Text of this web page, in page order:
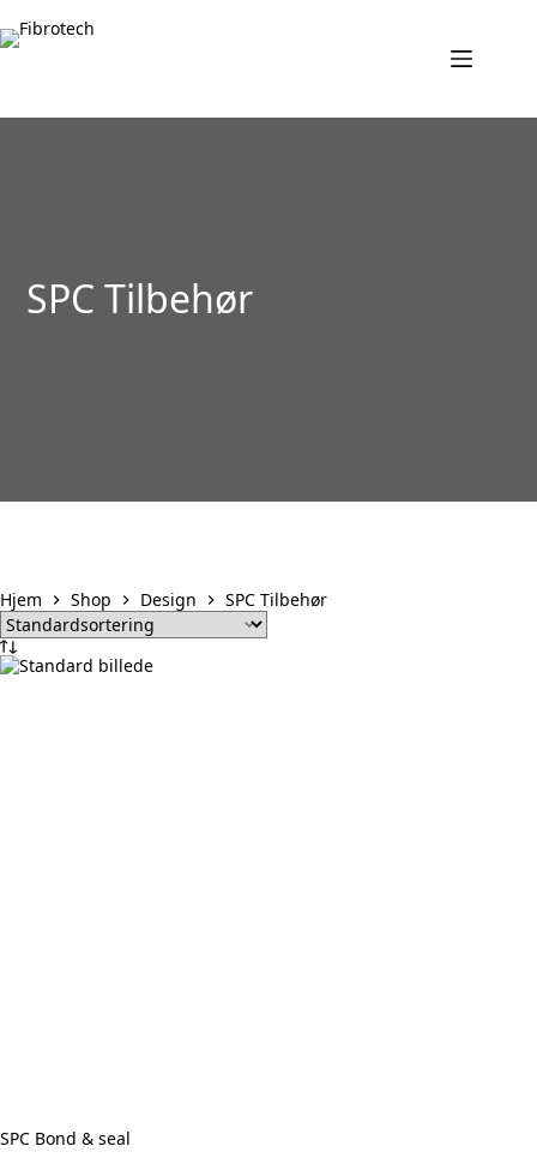
til
indhold
SPC Tilbehør
Hjem Shop Design SPC Tilbehør
SPC Bond & seal